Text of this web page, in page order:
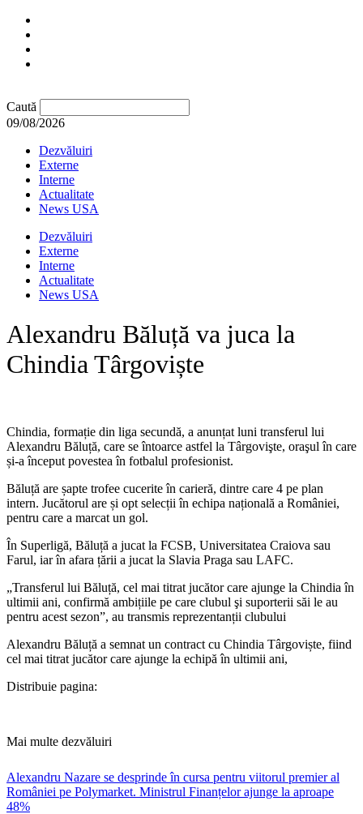
Caută
09/08/2026
Dezvăluiri
Externe
Interne
Actualitate
News USA
Dezvăluiri
Externe
Interne
Actualitate
News USA
Alexandru Băluță va juca la
Chindia Târgoviște
Chindia, formație din liga secundă, a anunțat luni transferul lui
Alexandru Băluță, care se întoarce astfel la Târgovişte, oraşul în care
și-a început povestea în fotbalul profesionist.
Băluță are șapte trofee cucerite în carieră, dintre care 4 pe plan
intern. Jucătorul are și opt selecții în echipa națională a României,
pentru care a marcat un gol.
În Superligă, Băluță a jucat la FCSB, Universitatea Craiova sau
Farul, iar în afara țării a jucat la Slavia Praga sau LAFC.
„Transferul lui Băluță, cel mai titrat jucător care ajunge la Chindia în
ultimii ani, confirmă ambițiile pe care clubul şi suporterii săi le au
pentru acest sezon”, au transmis reprezentanții clubului
​Alexandru Băluță a semnat un contract cu Chindia Târgoviște, fiind
cel mai titrat jucător care ajunge la echipă în ultimii ani,
Distribuie pagina:
Mai multe dezvăluiri
Alexandru Nazare se desprinde în cursa pentru viitorul premier al
României pe Polymarket. Ministrul Finanțelor ajunge la aproape
48%